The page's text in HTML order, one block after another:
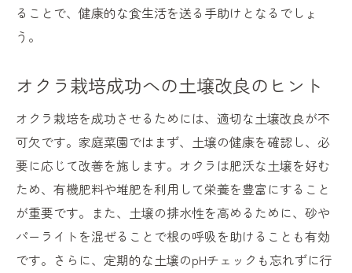
ることで、健康的な食生活を送る手助けとなるでしょ
う。
オクラ栽培成功への土壌改良のヒント
オクラ栽培を成功させるためには、適切な土壌改良が不
可欠です。家庭菜園ではまず、土壌の健康を確認し、必
要に応じて改善を施します。オクラは肥沃な土壌を好む
ため、有機肥料や堆肥を利用して栄養を豊富にすること
が重要です。また、土壌の排水性を高めるために、砂や
パーライトを混ぜることで根の呼吸を助けることも有効
です。さらに、定期的な土壌のpHチェックも忘れずに行